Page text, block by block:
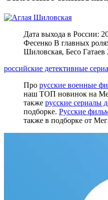
Дата выхода в России:
Фесенко В главных
Шиловская, Бесо
российские детективные
Про русские военные
наш ТОП новинок на
также русские сериалы
подборке. Русские
также в подборке от